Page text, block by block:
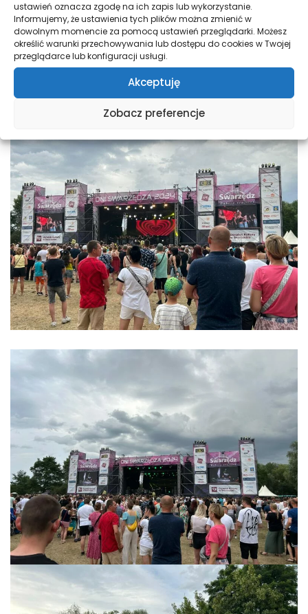
ustawień oznacza zgodę na ich zapis lub wykorzystanie.
Informujemy, że ustawienia tych plików można zmienić w
dowolnym momencie za pomocą ustawień przeglądarki. Możesz
określić warunki przechowywania lub dostępu do cookies w Twojej
przeglądarce lub konfiguracji usługi.
Akceptuję
Zobacz preferencje